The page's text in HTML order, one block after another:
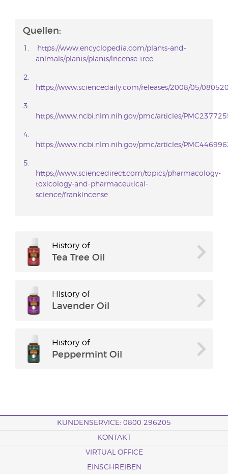
Quellen:
https://www.encyclopedia.com/plants-and-
animals/plants/plants/incense-tree
https://www.sciencedaily.com/releases/2008/05/
https://www.ncbi.nlm.nih.gov/pmc/articles/
https://www.ncbi.nlm.nih.gov/pmc/articles/
https://www.sciencedirect.com/topics/pharmacology-
toxicology-and-pharmaceutical-
science/frankincense
History of
Tea Tree Oil
History of
Lavender Oil
History of
Peppermint Oil
KUNDENSERVICE: 0800 296205
KONTAKT
VIRTUAL OFFICE
EINSCHREIBEN